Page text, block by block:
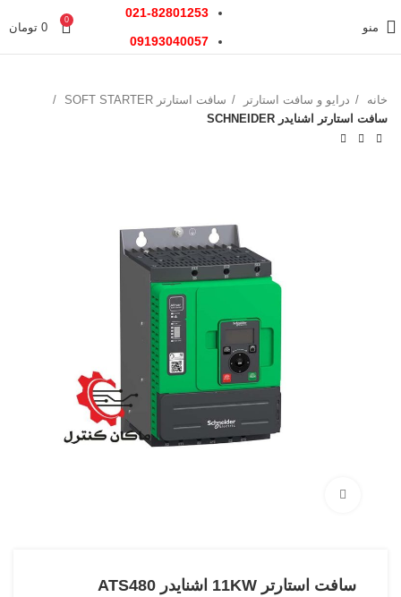
منو
021-82801253
09193040057
0
0 تومان
خانه درایو و سافت استارتر
سافت استارتر SOFT STARTER
سافت استارتر اشنایدر SCHNEIDER
سافت استارتر 11KW اشنایدر ATS480